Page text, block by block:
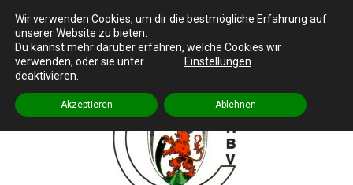
o
Cronenberger Heimat- und Bürgerverein e.V.
Impressum
Wir verwenden Cookies, um dir die bestmögliche Erfahrung auf
unserer Website zu bieten.
Du kannst mehr darüber erfahren, welche Cookies wir
verwenden, oder sie unter
Einstellungen
deaktivieren.
Akzeptieren Ablehnen